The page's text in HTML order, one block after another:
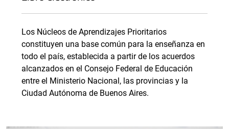
Los Núcleos de Aprendizajes Prioritarios
constituyen una base común para la enseñanza en
todo el país, establecida a partir de los acuerdos
alcanzados en el Consejo Federal de Educación
entre el Ministerio Nacional, las provincias y la
Ciudad Autónoma de Buenos Aires.